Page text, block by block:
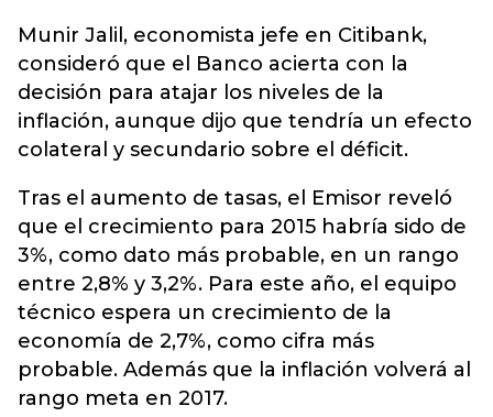
Munir Jalil, economista jefe en Citibank,
consideró que el Banco acierta con la
decisión para atajar los niveles de la
inflación, aunque dijo que tendría un efecto
colateral y secundario sobre el déficit.
Tras el aumento de tasas, el Emisor reveló
que el crecimiento para 2015 habría sido de
3%, como dato más probable, en un rango
entre 2,8% y 3,2%. Para este año, el equipo
técnico espera un crecimiento de la
economía de 2,7%, como cifra más
probable. Además que la inflación volverá al
rango meta en 2017.